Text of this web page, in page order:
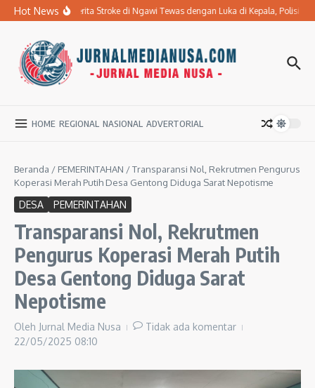
Lewati ke konten
Hot NewsIbu Penderita Stroke di Ngawi Tewas dengan Luka di Kepala, Polisi
HOME REGIONAL NASIONAL ADVERTORIAL
Beranda / PEMERINTAHAN /Transparansi Nol, Rekrutmen Pengurus
Koperasi Merah Putih Desa Gentong Diduga Sarat Nepotisme
DESA PEMERINTAHAN
Transparansi Nol, Rekrutmen
Pengurus Koperasi Merah Putih
Desa Gentong Diduga Sarat
Nepotisme
Oleh Jurnal Media Nusa
Tidak ada komentar
22/05/2025 08:10